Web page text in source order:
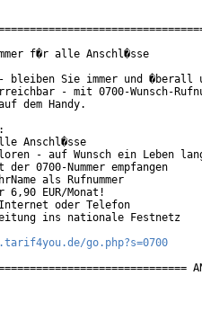
f�r alle Anschl�sse
- bleiben Sie immer und �berall
- mit 0700-Wunsch-
dem Handy.
Anschl�sse
- auf Wunsch ein Leben
0700-Nummer empfangen
als Rufnummer
EUR/Monat!
oder Telefon
ins nationale Festnetz
go.php?s=0700